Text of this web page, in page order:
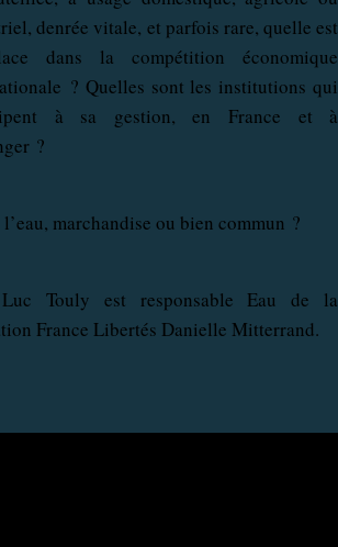
denrée vitale, et parfois rare, quelle est
dans la compétition économique
? Quelles sont les institutions qui
à sa gestion, en France et à
?
marchandise ou bien commun ?
Touly est responsable Eau de la
France Libertés Danielle Mitterrand.